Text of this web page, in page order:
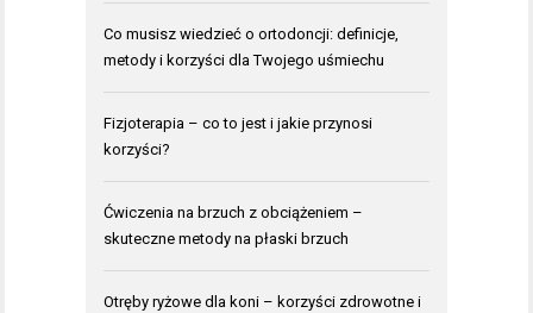
Co musisz wiedzieć o ortodoncji: definicje,
metody i korzyści dla Twojego uśmiechu
Fizjoterapia – co to jest i jakie przynosi
korzyści?
Ćwiczenia na brzuch z obciążeniem –
skuteczne metody na płaski brzuch
Otręby ryżowe dla koni – korzyści zdrowotne i